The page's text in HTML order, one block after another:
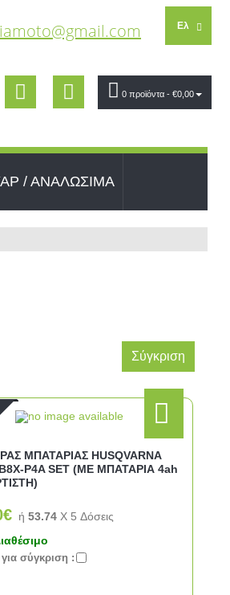
Ελ
0 προϊόντα - €0,00
/ ΑΝΑΛΩΣΙΜΑ
Σύγκριση
ΜΠΑΤΑΡΙΑΣ HUSQVARNA
P4A SET (ΜΕ ΜΠΑΤΑΡΙΑ 4ah
ή53.74 X 5 Δόσεις
για σύγκριση :